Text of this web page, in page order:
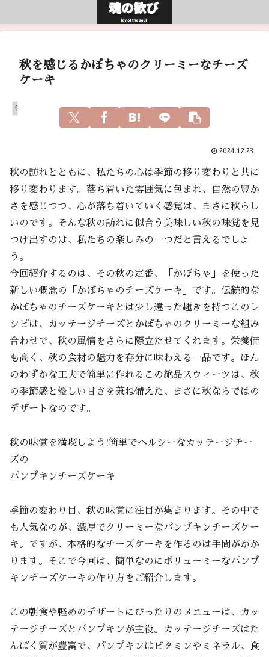
秋を感じるかぼちゃのクリーミーなチーズ
ケーキ
健康
2024.12.23
秋の訪れとともに、私たちの心は季節の移り変わりと共に
移り変わります。落ち着いた雰囲気に包まれ、自然の豊か
さを感じつつ、心が落ち着いていく感覚は、まさに秋らし
いのです。そんな秋の訪れに似合う美味しい秋の味覚を見
つけ出すのは、私たちの楽しみの一つだと言えるでしょ
う。
今回紹介するのは、その秋の定番、「かぼちゃ」を使った
新しい概念の「かぼちゃのチーズケーキ」です。伝統的な
かぼちゃのチーズケーキとは少し違った趣きを持つこのレ
シピは、カッテージチーズとかぼちゃのクリーミーな組み
合わせで、秋の風情をさらに際立たせてくれます。栄養価
も高く、秋の食材の魅力を存分に味わえる一品です。ほん
のわずかな工夫で簡単に作れるこの絶品スウィーツは、秋
の季節感と優しい甘さを兼ね備えた、まさに秋ならではの
デザートなのです。
秋の味覚を満喫しよう!簡単でヘルシーなカッテージチー
ズの
パンプキンチーズケーキ
季節の変わり目、秋の味覚に注目が集まります。その中で
も人気なのが、濃厚でクリーミーなパンプキンチーズケー
キ。ですが、本格的なチーズケーキを作るのは手間がかか
ります。そこで今回は、簡単なのにボリューミーなパンプ
キンチーズケーキの作り方をご紹介します。
この朝食や軽めのデザートにぴったりのメニューは、カッ
テージチーズとパンプキンが主役。カッテージチーズはた
んぱく質が豊富で、パンプキンはビタミンやミネラル、食